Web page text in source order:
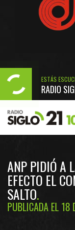
ESTÁS
RADIO
ANP PIDIÓ A
EFECTO EL
SALTO
PUBLICADA EL 18